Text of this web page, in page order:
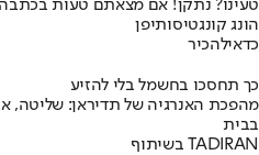
טעינו? נתקן! אם מצאתם טעות
הונג קונגטיסותיפן
כדאילהכיר
כך תחסכו בחשמל בלי להזיע
מהפכת האנרגיה של תדיראן: שליטה,
בבית
בשיתוף TADIRAN